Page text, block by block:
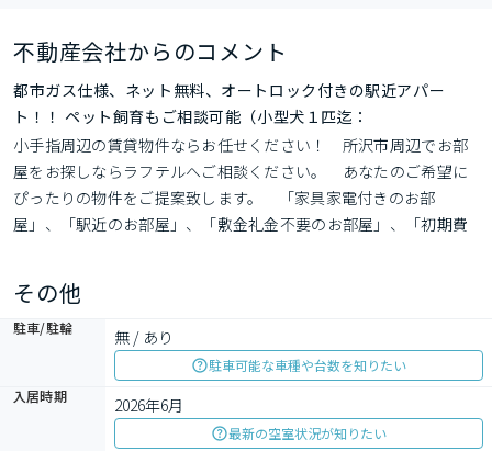
不動産会社からのコメント
都市ガス仕様、ネット無料、オートロック付きの駅近アパー
ト！！ ペット飼育もご相談可能（小型犬１匹迄：
小手指周辺の賃貸物件ならお任せください！　所沢市周辺でお部
屋をお探しならラフテルへご相談ください。　あなたのご希望に
ぴったりの物件をご提案致します。　「家具家電付きのお部
屋」、「駅近のお部屋」、「敷金礼金不要のお部屋」、「初期費
その他
駐車/駐輪 無 / あり
駐車可能な車種や台数を知りたい
入居時期
2026年6月
最新の空室状況が知りたい